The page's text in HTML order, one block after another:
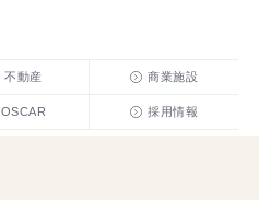
不動産 商業施設
OSCAR 採用情報